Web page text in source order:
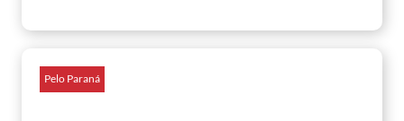
Pelo Paraná